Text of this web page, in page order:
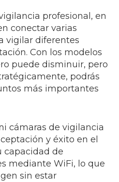
profesional, en
conectar varias
vigilar diferentes
Con los modelos
puede disminuir, pero
podrás
más importantes
cámaras de vigilancia
y éxito en el
capacidad de
mediante WiFi, lo que
sin estar